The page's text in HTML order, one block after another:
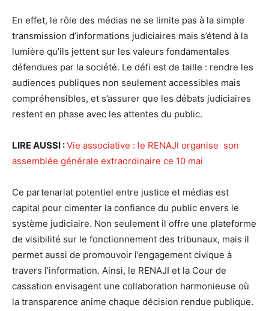
En effet, le rôle des médias ne se limite pas à la simple
transmission d’informations judiciaires mais s’étend à la
lumière qu’ils jettent sur les valeurs fondamentales
défendues par la société. Le défi est de taille : rendre les
audiences publiques non seulement accessibles mais
compréhensibles, et s’assurer que les débats judiciaires
restent en phase avec les attentes du public.
LIRE AUSSI :Vie associative : le RENAJI organise son
assemblée générale extraordinaire ce 10 mai
Ce partenariat potentiel entre justice et médias est
capital pour cimenter la confiance du public envers le
système judiciaire. Non seulement il offre une plateforme
de visibilité sur le fonctionnement des tribunaux, mais il
permet aussi de promouvoir l’engagement civique à
travers l’information. Ainsi, le RENAJI et la Cour de
cassation envisagent une collaboration harmonieuse où
la transparence anime chaque décision rendue publique.